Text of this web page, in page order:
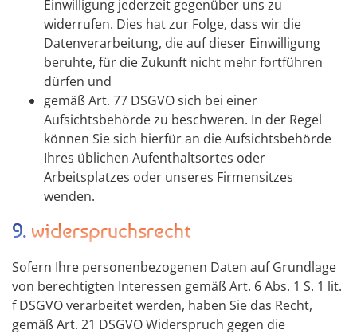
Einwilligung jederzeit gegenüber uns zu
widerrufen. Dies hat zur Folge, dass wir die
Datenverarbeitung, die auf dieser Einwilligung
beruhte, für die Zukunft nicht mehr fortführen
dürfen und
gemäß Art. 77 DSGVO sich bei einer
Aufsichtsbehörde zu beschweren. In der Regel
können Sie sich hierfür an die Aufsichtsbehörde
Ihres üblichen Aufenthaltsortes oder
Arbeitsplatzes oder unseres Firmensitzes
wenden.
9. widerspruchsrecht
Sofern Ihre personenbezogenen Daten auf Grundlage
von berechtigten Interessen gemäß Art. 6 Abs. 1 S. 1 lit.
f DSGVO verarbeitet werden, haben Sie das Recht,
gemäß Art. 21 DSGVO Widerspruch gegen die